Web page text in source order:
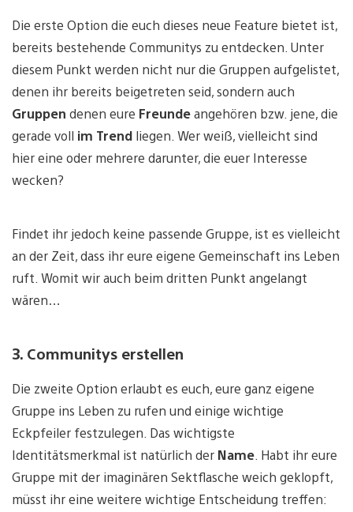
Die erste Option die euch dieses neue Feature bietet ist,
bereits bestehende Communitys zu entdecken. Unter
diesem Punkt werden nicht nur die Gruppen aufgelistet,
denen ihr bereits beigetreten seid, sondern auch
Gruppen denen eure Freundeangehören bzw. jene, die
gerade voll im Trend liegen. Wer weiß, vielleicht sind
hier eine oder mehrere darunter, die euer Interesse
wecken?
Findet ihr jedoch keine passende Gruppe, ist es vielleicht
an der Zeit, dass ihr eure eigene Gemeinschaft ins Leben
ruft. Womit wir auch beim dritten Punkt angelangt
wären…
3. Communitys erstellen
Die zweite Option erlaubt es euch, eure ganz eigene
Gruppe ins Leben zu rufen und einige wichtige
Eckpfeiler festzulegen. Das wichtigste
Identitätsmerkmal ist natürlich der Name. Habt ihr eure
Gruppe mit der imaginären Sektflasche weich geklopft,
müsst ihr eine weitere wichtige Entscheidung treffen: